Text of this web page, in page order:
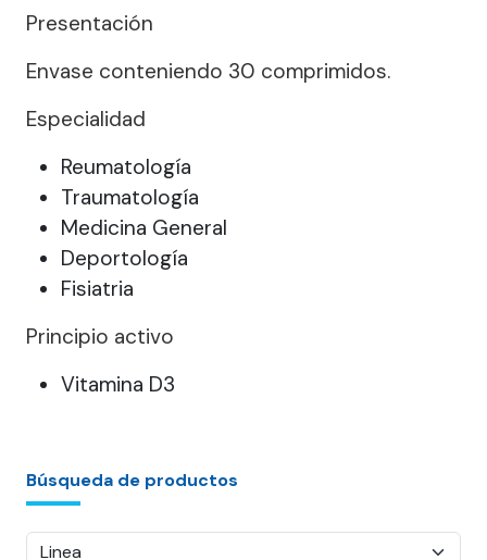
Búsqueda de productos
Presentación
Envase conteniendo 30 comprimidos.
Especialidad
Reumatología
Traumatología
Medicina General
Deportología
Fisiatria
Principio activo
Vitamina D3